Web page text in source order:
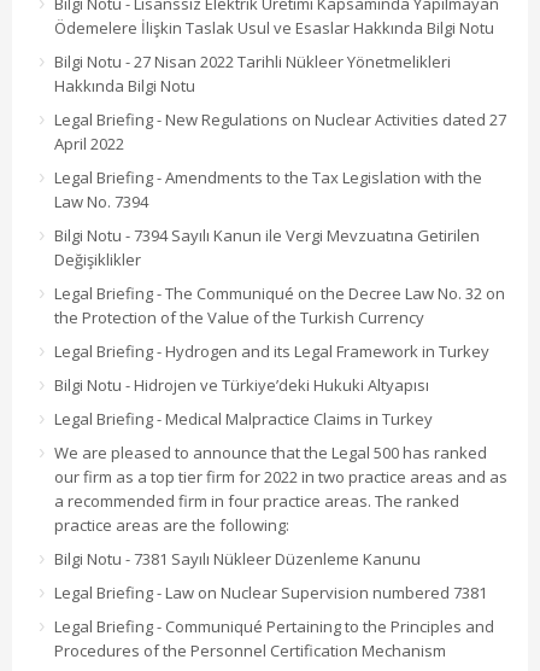
Ödemelere İlişkin Taslak Usul ve Esaslar Hakkında Bilgi Notu
Bilgi Notu - 27 Nisan 2022 Tarihli Nükleer Yönetmelikleri
Hakkında Bilgi Notu
Legal Briefing - New Regulations on Nuclear Activities dated 27
April 2022
Legal Briefing - Amendments to the Tax Legislation with the
Law No. 7394
Bilgi Notu - 7394 Sayılı Kanun ile Vergi Mevzuatına Getirilen
Değişiklikler
Legal Briefing - The Communiqué on the Decree Law No. 32 on
the Protection of the Value of the Turkish Currency
Legal Briefing - Hydrogen and its Legal Framework in Turkey
Bilgi Notu - Hidrojen ve Türkiye’deki Hukuki Altyapısı
Legal Briefing - Medical Malpractice Claims in Turkey
We are pleased to announce that the Legal 500 has ranked
our firm as a top tier firm for 2022 in two practice areas and as
a recommended firm in four practice areas. The ranked
practice areas are the following:
Bilgi Notu - 7381 Sayılı Nükleer Düzenleme Kanunu
Legal Briefing - Law on Nuclear Supervision numbered 7381
Legal Briefing - Communiqué Pertaining to the Principles and
Procedures of the Personnel Certification Mechanism